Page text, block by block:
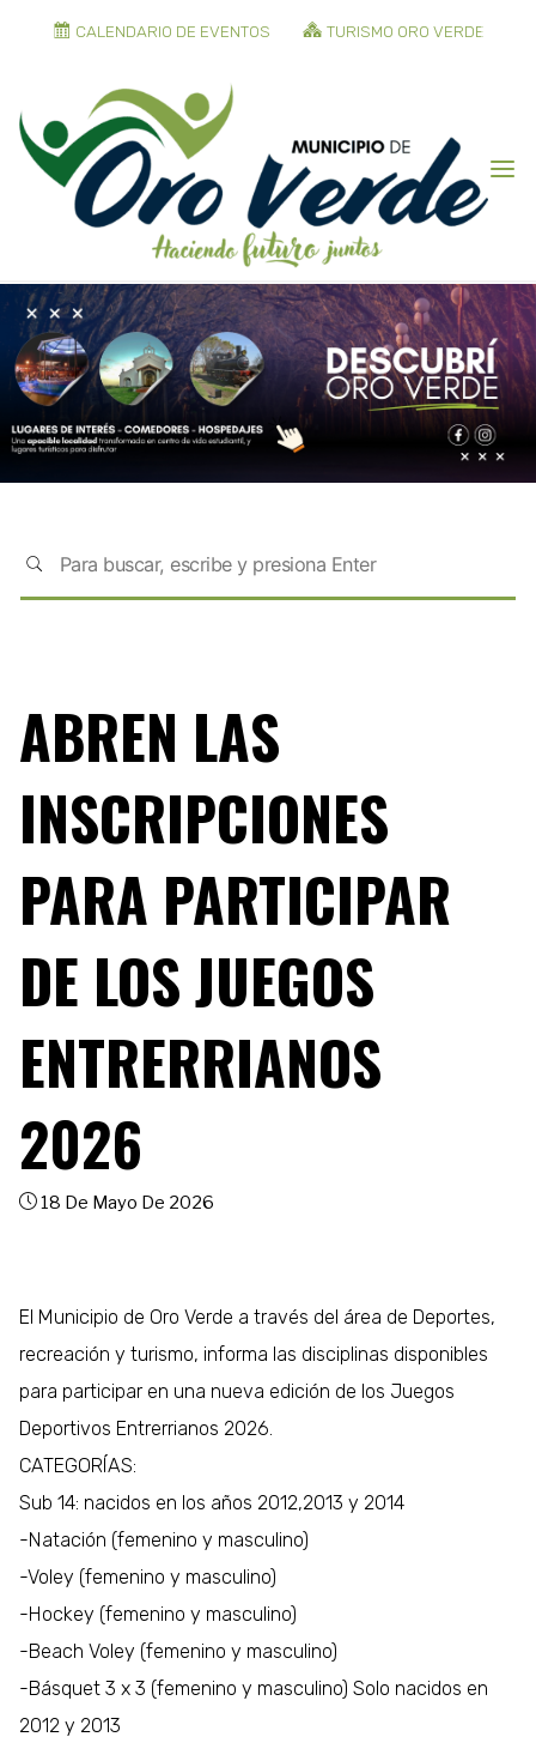
CALENDARIO DE EVENTOS TURISMO ORO VERDE
ABREN LAS
INSCRIPCIONES
PARA PARTICIPAR
DE LOS JUEGOS
ENTRERRIANOS
2026
18 De Mayo De 2026
El Municipio de Oro Verde a través del área de Deportes,
recreación y turismo, informa las disciplinas disponibles
para participar en una nueva edición de los Juegos
Deportivos Entrerrianos 2026.
CATEGORÍAS:
Sub 14: nacidos en los años 2012,2013 y 2014
-Natación (femenino y masculino)
-Voley (femenino y masculino)
-Hockey (femenino y masculino)
-Beach Voley (femenino y masculino)
-Básquet 3 x 3 (femenino y masculino) Solo nacidos en
2012 y 2013